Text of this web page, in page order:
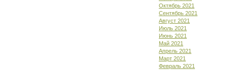
Октябрь 2021
Сентябрь 2021
Август 2021
Июль 2021
Июнь 2021
Май 2021
Апрель 2021
Март 2021
Февраль 2021